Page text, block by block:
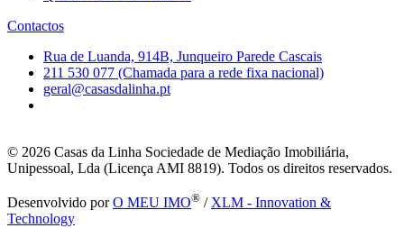
Contactos
Rua de Luanda, 914B, Junqueiro Parede Cascais
211 530 077 (Chamada para a rede fixa nacional)
geral@casasdalinha.pt
© 2026 Casas da Linha Sociedade de Mediação Imobiliária,
Unipessoal, Lda (Licença AMI 8819). Todos os direitos reservados.
Desenvolvido porO MEU IMO® / XLM - Innovation &
Technology